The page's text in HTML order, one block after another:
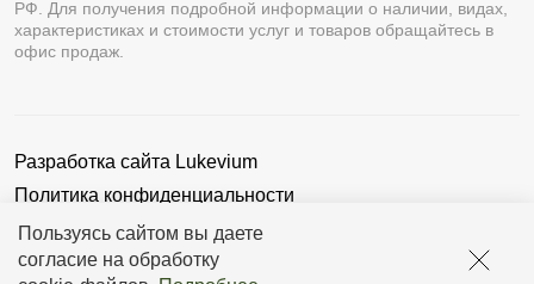
Пользуясь сайтом вы даете
согласие на обработку
РФ. Для получения подробной информации о наличии, видах,
характеристиках и стоимости услуг и товаров обращайтесь в
офис продаж.
Разработка сайта Lukevium
Политика конфиденциальности
Пользовательское соглашение